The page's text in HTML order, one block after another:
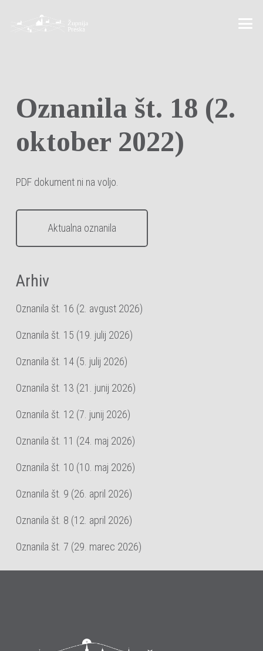
Oznanila št. 18 (2.
oktober 2022)
PDF dokument ni na voljo.
Aktualna oznanila
Arhiv
Oznanila št. 16 (2. avgust 2026)
Oznanila št. 15 (19. julij 2026)
Oznanila št. 14 (5. julij 2026)
Oznanila št. 13 (21. junij 2026)
Oznanila št. 12 (7. junij 2026)
Oznanila št. 11 (24. maj 2026)
Oznanila št. 10 (10. maj 2026)
Oznanila št. 9 (26. april 2026)
Oznanila št. 8 (12. april 2026)
Oznanila št. 7 (29. marec 2026)